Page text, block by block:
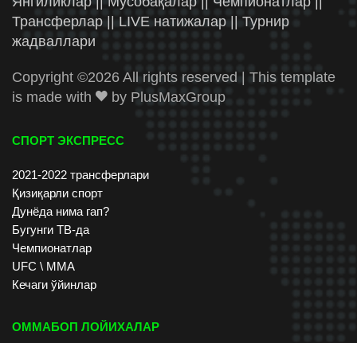
Трансферлар || LIVE натижалар || Турнир
жадваллари
Copyright ©2026 All rights reserved | This template
is made with
by PlusMaxGroup
СПОРТ ЭКСПРЕСС
2021-2022 трансферлари
Қизиқарли спорт
Дунёда нима гап?
Бугунги ТВ-да
Чемпионатлар
UFC \ ММА
Кечаги ўйинлар
ОММАБОП ЛОЙИХАЛАР